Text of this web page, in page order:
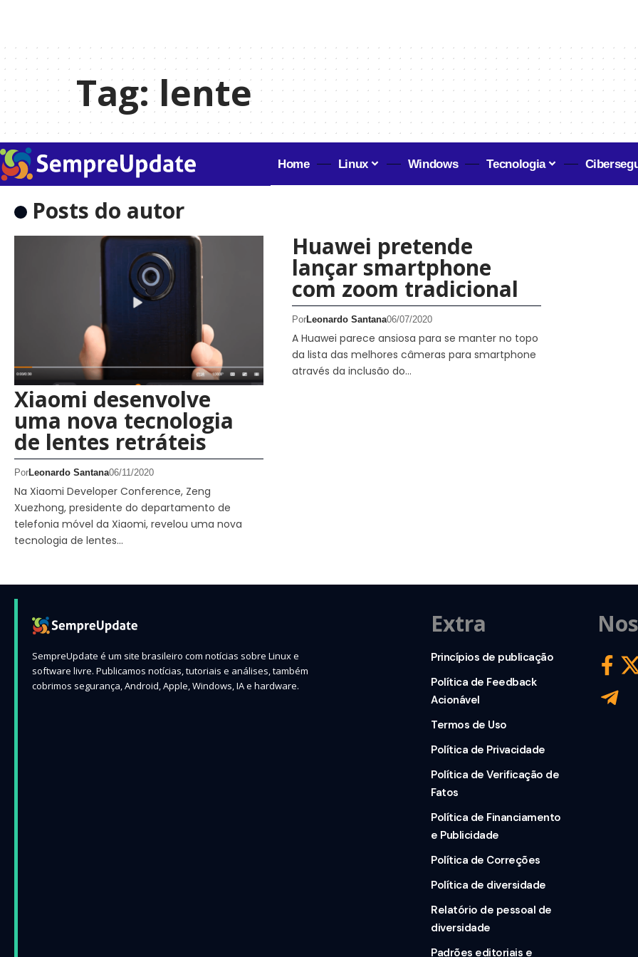
Tag:lente
Home Linux Windows Tecnologia
Posts do autor
Xiaomi desenvolve
uma nova tecnologia
de lentes retráteis
PorLeonardo Santana06/11/2020
Na Xiaomi Developer Conference, Zeng
Xuezhong, presidente do departamento de
telefonia móvel da Xiaomi, revelou uma nova
tecnologia de lentes…
Huawei pretende
lançar smartphone
com zoom tradicional
PorLeonardo Santana06/07/2020
A Huawei parece ansiosa para se manter no topo
da lista das melhores câmeras para smartphone
através da inclusão do…
SempreUpdate é um site brasileiro com notícias sobre Linux e
software livre. Publicamos notícias, tutoriais e análises, também
cobrimos segurança, Android, Apple, Windows, IA e hardware.
Extra
Princípios de publicação
Política de Feedback
Acionável
Termos de Uso
Política de Privacidade
Política de Verificação de
Fatos
Política de Financiamento
e Publicidade
Política de Correções
Política de diversidade
Relatório de pessoal de
diversidade
Padrões editoriais e